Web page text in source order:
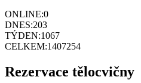
ONLINE:0
DNES:203
TÝDEN:1067
CELKEM:1407254
Rezervace tělocvičny